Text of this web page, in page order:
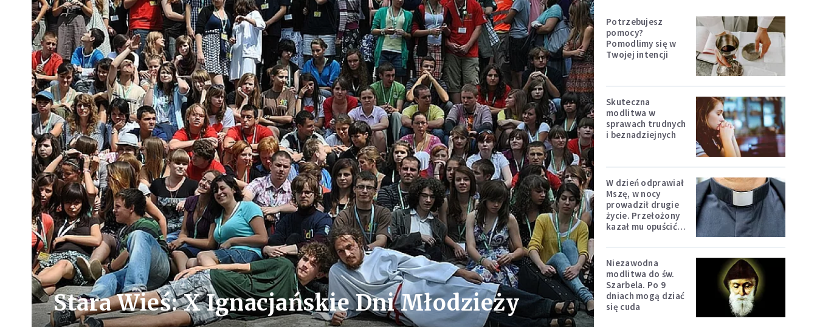
Stara Wieś: X Ignacjańskie Dni Młodzieży
Potrzebujesz
pomocy?
Pomodlimy się w
Twojej intencji
Skuteczna
modlitwa w
sprawach trudnych
i beznadziejnych
W dzień odprawiał
Mszę, w nocy
prowadził drugie
życie. Przełożony
kazał mu opuścić
Niezawodna
modlitwa do św.
Szarbela. Po 9
dniach mogą dziać
się cuda